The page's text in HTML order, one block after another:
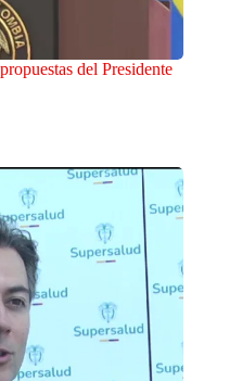
del Presidente